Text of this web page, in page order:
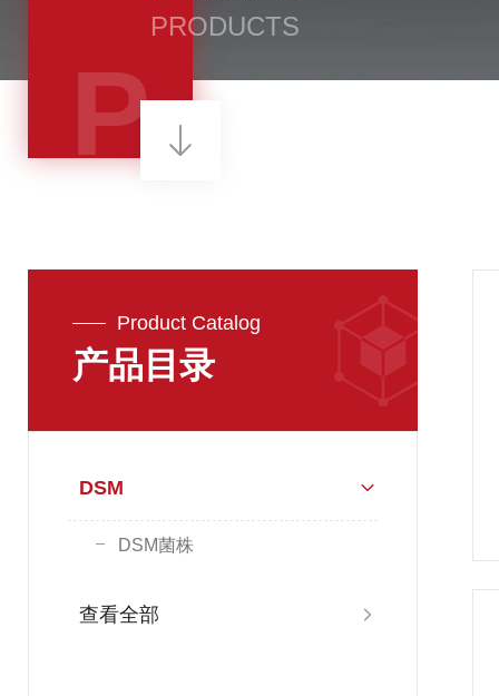
PRODUCTS
P
Product Catalog
产品目录
DSM
DSM菌株
查看全部